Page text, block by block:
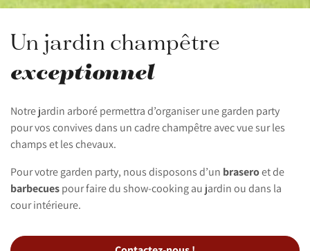
Un jardin champêtre
exceptionnel
Notre jardin arboré permettra d’organiser une garden party
pour vos convives dans un cadre champêtre avec vue sur les
champs et les chevaux.
Pour votre garden party, nous disposons d’un braseroet de
barbecuespour faire du show-cooking au jardin ou dans la
cour intérieure.